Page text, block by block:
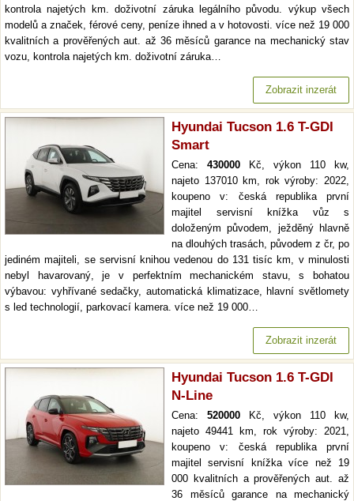
kontrola najetých km. doživotní záruka legálního původu. výkup všech
modelů a značek, férové ceny, peníze ihned a v hotovosti. více než 19 000
kvalitních a prověřených aut. až 36 měsíců garance na mechanický stav
vozu, kontrola najetých km. doživotní záruka…
Zobrazit inzerát
Hyundai Tucson 1.6 T-GDI
Smart
Cena: 430000 Kč, výkon 110 kw,
najeto 137010 km, rok výroby: 2022,
koupeno v: česká republika první
majitel servisní knížka vůz s
doloženým původem, ježděný hlavně
na dlouhých trasách, původem z čr, po
jediném majiteli, se servisní knihou vedenou do 131 tisíc km, v minulosti
nebyl havarovaný, je v perfektním mechanickém stavu, s bohatou
výbavou: vyhřívané sedačky, automatická klimatizace, hlavní světlomety
s led technologií, parkovací kamera. více než 19 000…
Zobrazit inzerát
Hyundai Tucson 1.6 T-GDI
N-Line
Cena: 520000 Kč, výkon 110 kw,
najeto 49441 km, rok výroby: 2021,
koupeno v: česká republika první
majitel servisní knížka více než 19
000 kvalitních a prověřených aut. až
36 měsíců garance na mechanický